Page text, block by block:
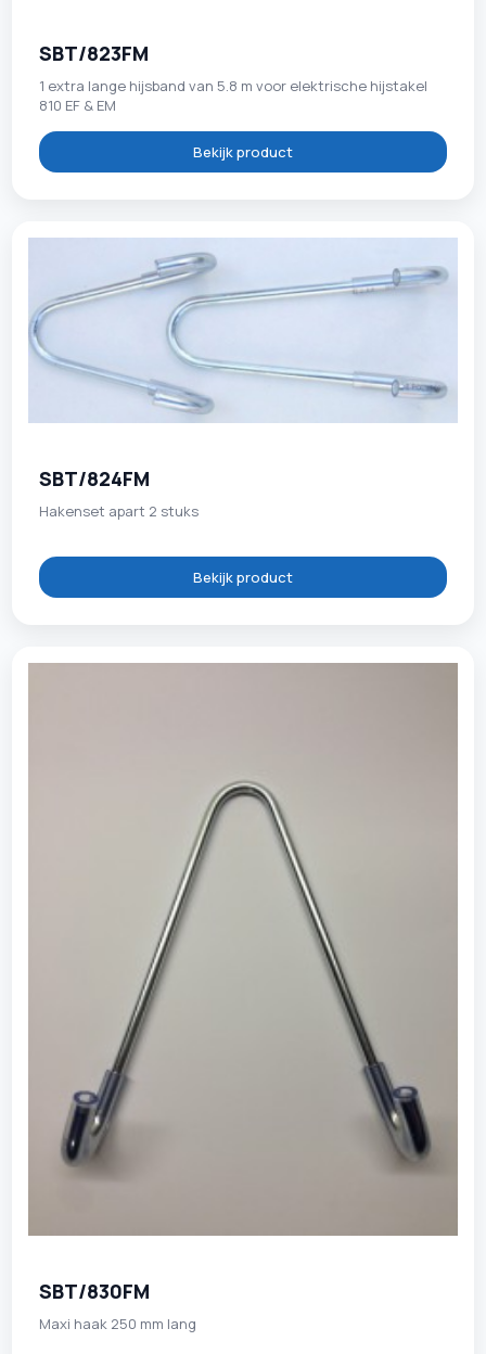
SBT/823FM
1 extra lange hijsband van 5.8 m voor elektrische hijstakel
810 EF & EM
Bekijk product
SBT/824FM
Hakenset apart 2 stuks
Bekijk product
SBT/830FM
Maxi haak 250 mm lang